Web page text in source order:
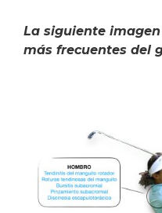
La siguiente
más frecuentes del